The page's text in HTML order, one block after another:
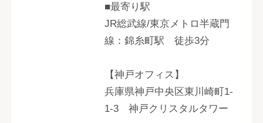
■最寄り駅
JR総武線/東京メトロ半蔵門
線：錦糸町駅 徒歩3分
【神戸オフィス】
兵庫県神戸中央区東川崎町1-
1-3 神戸クリスタルタワー